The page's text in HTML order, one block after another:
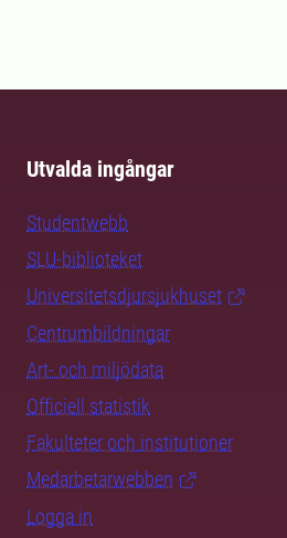
Utvalda ingångar
Studentwebb
SLU-biblioteket
Universitetsdjursjukhuset
Centrumbildningar
Art- och miljödata
Officiell statistik
Fakulteter och institutioner
Medarbetarwebben
Logga in